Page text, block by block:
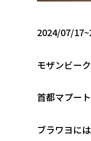
2024/07/
モザンビー
首都マプー
ブラワヨに